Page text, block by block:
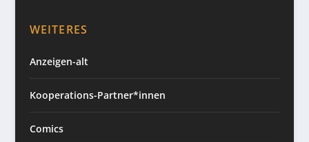
WEITERES
Anzeigen-alt
Kooperations-Partner*innen
Comics